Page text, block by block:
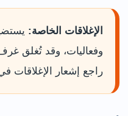
الإغلاقات الخاصة:
وفعاليات، وقد تُغلق
راجع إشعار الإغلاقات